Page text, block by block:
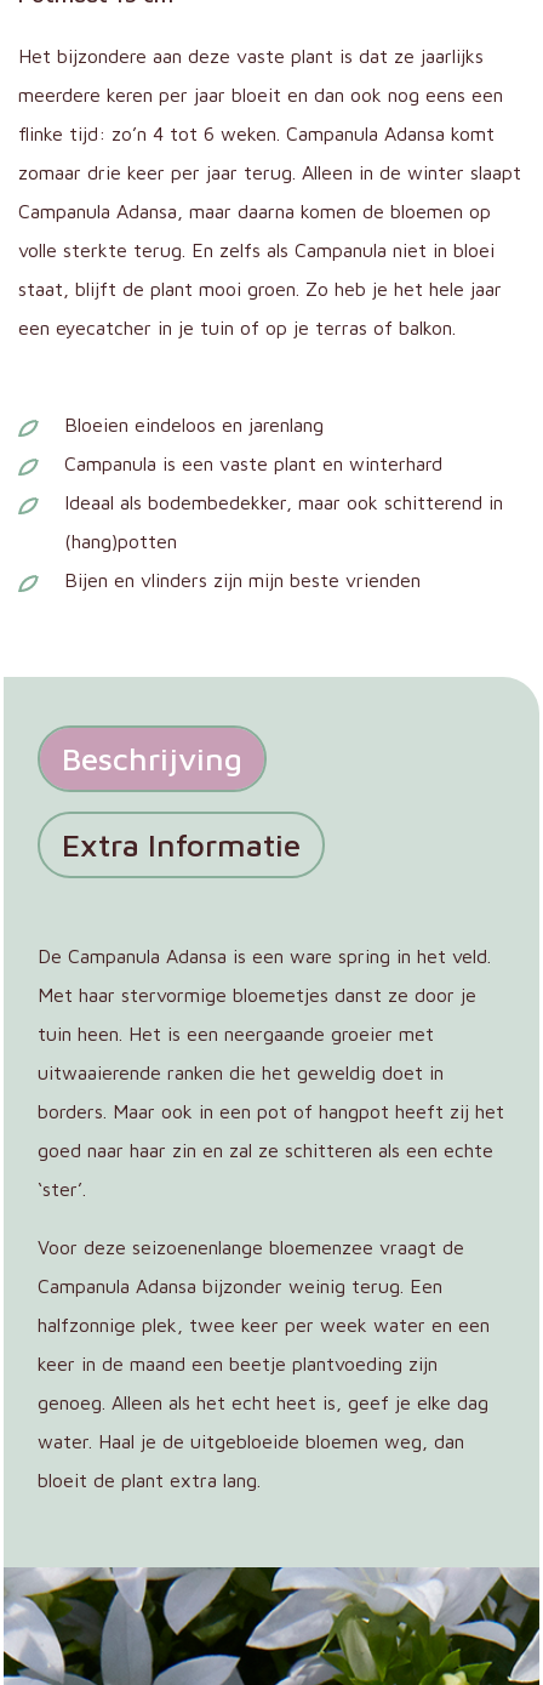
Het bijzondere aan deze vaste plant is dat ze jaarlijks
meerdere keren per jaar bloeit en dan ook nog eens een
flinke tijd: zo’n 4 tot 6 weken. Campanula Adansa komt
zomaar drie keer per jaar terug. Alleen in de winter slaapt
Campanula Adansa, maar daarna komen de bloemen op
volle sterkte terug. En zelfs als Campanula niet in bloei
staat, blijft de plant mooi groen. Zo heb je het hele jaar
een eyecatcher in je tuin of op je terras of balkon.
Bloeien eindeloos en jarenlang
Campanula is een vaste plant en winterhard
Ideaal als bodembedekker, maar ook schitterend in
(hang)potten
Bijen en vlinders zijn mijn beste vrienden
Beschrijving
Extra Informatie
De Campanula Adansa is een ware spring in het veld.
Met haar stervormige bloemetjes danst ze door je
tuin heen. Het is een neergaande groeier met
uitwaaierende ranken die het geweldig doet in
borders. Maar ook in een pot of hangpot heeft zij het
goed naar haar zin en zal ze schitteren als een echte
‘ster’.
Voor deze seizoenenlange bloemenzee vraagt de
Campanula Adansa bijzonder weinig terug. Een
halfzonnige plek, twee keer per week water en een
keer in de maand een beetje plantvoeding zijn
genoeg. Alleen als het echt heet is, geef je elke dag
water. Haal je de uitgebloeide bloemen weg, dan
bloeit de plant extra lang.